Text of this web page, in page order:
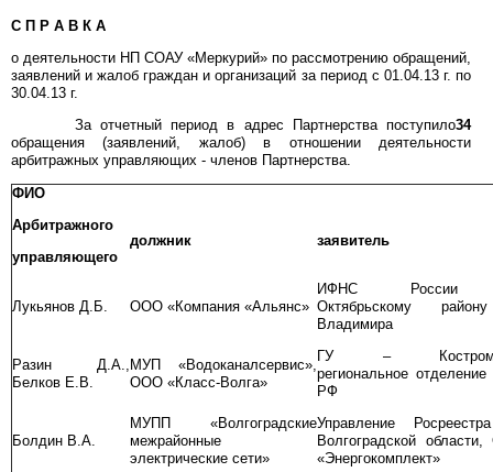
С П Р А В К А
о деятельности НП СОАУ «Меркурий» по рассмотрению обращений,
заявлений и жалоб граждан и организаций за период с 01.04.13 г. по
30.04.13 г.
За отчетный период в адрес Партнерства поступило34
обращения (заявлений, жалоб) в отношении деятельности
арбитражных управляющих - членов Партнерства.
ФИО
Арбитражного
управляющего
должник заявитель
Лукьянов Д.Б. ООО «Компания «Альянс»
ИФНС России
Октябрьскому
Владимира
Разин Д.А.,
Белков Е.В.
МУП «Водоканалсервис»,
ООО «Класс-Волга»
ГУ –
региональное
РФ
Болдин В.А.
МУПП «Волгоградские
межрайонные
электрические сети»
Управление
Волгоградской
«Энергокомплект»